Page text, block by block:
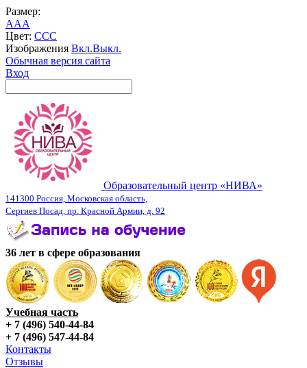
Размер:
AAA
Цвет: CCC
Изображения Вкл.Выкл.
Обычная версия сайта
Вход
Образовательный центр «НИВА»
141300 Россия, Московская область,
Сергиев Посад, пр. Красной Армии, д. 92
36 лет в сфере образования
Учебная часть
+ 7 (496) 540-44-84
+ 7 (496) 547-44-84
Контакты
Отзывы